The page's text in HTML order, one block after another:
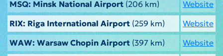
MSQ: Minsk National Airport(206 km)
Website
RIX: Riga International Airport (259 km)
Website
WAW: Warsaw Chopin Airport(397 km)
Website